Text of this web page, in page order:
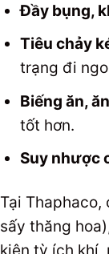
Đầy bụng,
Tiêu chảy
trạng đi
Biếng ăn,
tốt hơn.
Suy nhược
Tại
sấy thăng